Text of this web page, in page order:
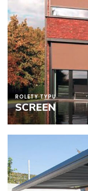
ROLETY TYPU
SCREEN